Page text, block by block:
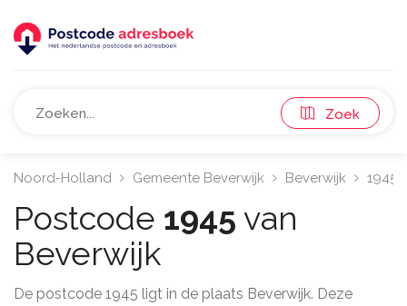
Zoek
Noord-Holland Gemeente Beverwijk Beverwijk 1945
Postcode 1945 van
Beverwijk
De postcode 1945 ligt in de plaats Beverwijk. Deze